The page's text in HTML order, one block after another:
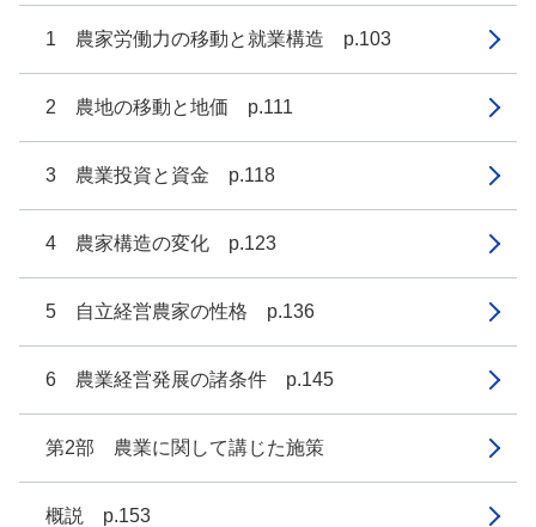
1 農家労働力の移動と就業構造 p.103
2 農地の移動と地価 p.111
3 農業投資と資金 p.118
4 農家構造の変化 p.123
5 自立経営農家の性格 p.136
6 農業経営発展の諸条件 p.145
第2部 農業に関して講じた施策
概説 p.153